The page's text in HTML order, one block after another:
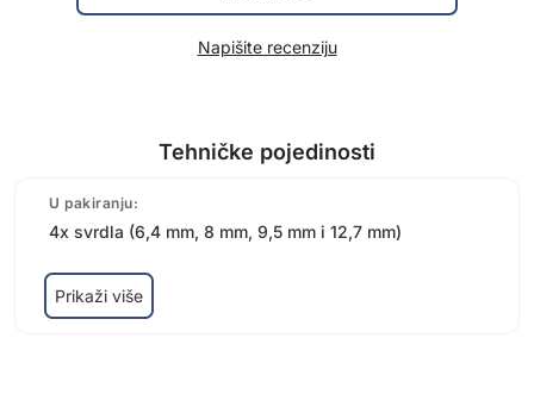
Napišite recenziju
Tehničke pojedinosti
U pakiranju:
4x svrdla (6,4 mm, 8 mm, 9,5 mm i 12,7 mm)
Prikaži više